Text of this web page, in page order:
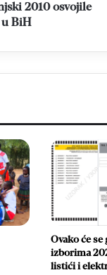
2010 osvojile
BiH
Ovako će
izborima
listići i